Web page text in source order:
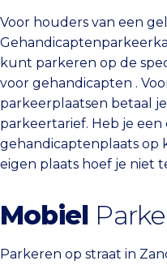
Voor houders van een
kunt parkeren op de
voor gehandicapten .
parkeerplaatsen betaal
parkeertarief. Heb je een
gehandicaptenplaats op
eigen plaats hoef je niet
Mobiel
Parkeren op straat in